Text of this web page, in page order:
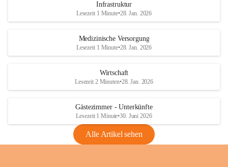
Infrastruktur
Lesezeit 1 Minute•28. Jan. 2026
Medizinische Versorgung
Lesezeit 1 Minute•28. Jan. 2026
Wirtschaft
Lesezeit 2 Minuten•28. Jan. 2026
Gästezimmer - Unterkünfte
Lesezeit 1 Minute•30. Juni 2026
Alle Artikel sehen